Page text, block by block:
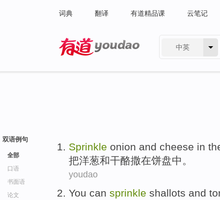
词典 翻译 有道精品课 云笔记
中英
双语例句
全部
口语
书面语
论文
Sprinkle onion and cheese in
把洋葱和干酪撒在饼盘中。
youdao
You can sprinkle shallots and